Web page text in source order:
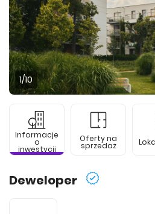
1/10
Informacje
o
inwestycji
Oferty na
sprzedaż
Deweloper